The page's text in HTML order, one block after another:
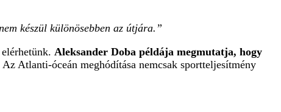
készül különösebben az útjára.”
Aleksander Doba példája megmutatja, hogy
Az Atlanti-óceán meghódítása nemcsak sportteljesítmény